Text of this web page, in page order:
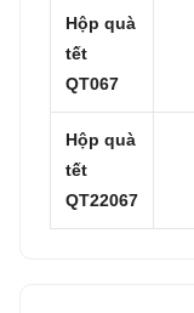
Hộp quà
tết
QT067
Hộp quà
tết
QT22067